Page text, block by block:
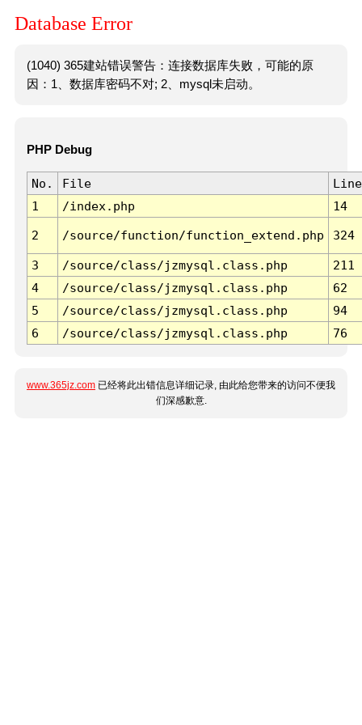
Database Error
(1040) 365建站错误警告：连接数据库失败，可能的原
因：1、数据库密码不对; 2、mysql未启动。
PHP Debug
No. File
Line
1
/index.php 14
2 /source/function/function_extend.php 324
3 /source/class/jzmysql.class.php
211
4
/source/class/jzmysql.class.php
62
5
/source/class/jzmysql.class.php
94
6
/source/class/jzmysql.class.php 76
www.365jz.com 已经将此出错信息详细记录, 由此给您带来的访问不便我
们深感歉意.